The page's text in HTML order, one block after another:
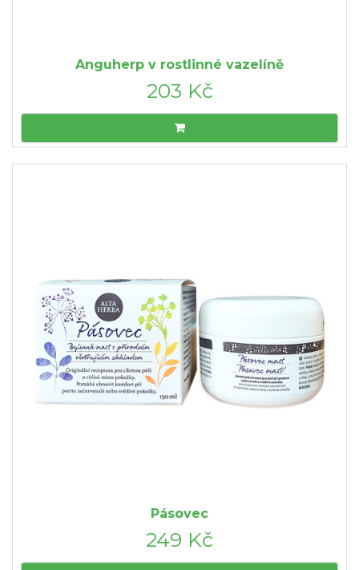
Anguherp v rostlinné vazelíně
203 Kč
Pásovec
249 Kč